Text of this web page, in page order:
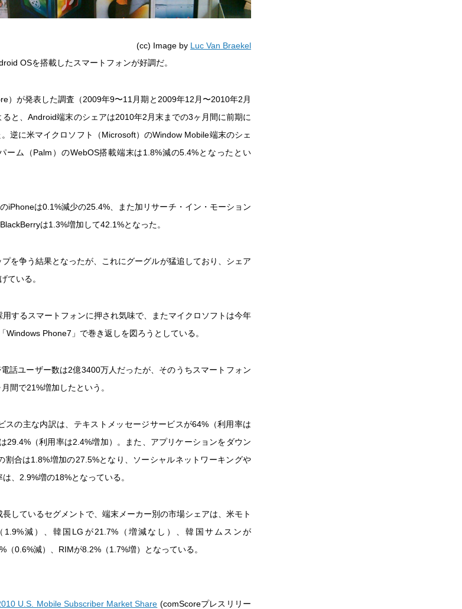
(cc) Image by Luc Van Braekel
OSを搭載したスマートフォンが好調だ。
）が発表した調査（2009年9〜11月期と2009年12月〜2010年2月
と、Android端末のシェアは2010年2月末までの3ヶ月間に前期に
逆に米マイクロソフト（Microsoft）のWindow Mobile端末のシェ
ーム（Palm）のWebOS搭載端末は1.8%減の5.4%となったとい
iPhoneは0.1%減少の25.4%、また加リサーチ・イン・モーション
は1.3%増加して42.1%となった。
を争う結果となったが、これにグーグルが猛追しており、シェア
ている。
するスマートフォンに押され気味で、またマイクロソフトは今年
Windows Phone7」で巻き返しを図ろうとしている。
話ユーザー数は2億3400万人だったが、そのうちスマートフォン
間で21%増加したという。
スの主な内訳は、テキストメッセージサービスが64%（利用率は
29.4%（利用率は2.4%増加）。また、アプリケーションをダウン
割合は1.8%増加の27.5%となり、ソーシャルネットワーキングや
、2.9%増の18%となっている。
しているセグメントで、端末メーカー別の市場シェアは、米モト
1.9%減）、韓国LGが21.7%（増減なし）、韓国サムスンが
（0.6%減）、RIMが8.2%（1.7%増）となっている。
U.S. Mobile Subscriber Market Share (comScoreプレスリリー